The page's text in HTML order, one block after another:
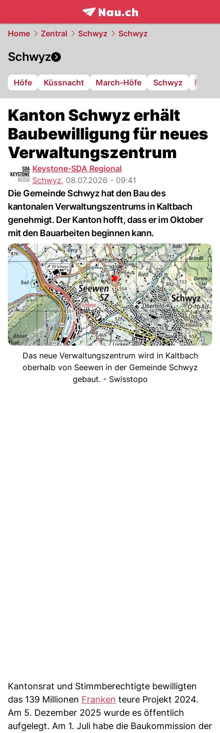
frontpage.NAU.ch
Home Zentral Schwyz Schwyz
Schwyz
Höfe Küssnacht March-Höfe Schwyz FC
Kanton Schwyz erhält
Baubewilligung für neues
Verwaltungszentrum
Keystone-SDA Regional
Schwyz, 08.07.2026 - 09:41
Die Gemeinde Schwyz hat den Bau des
kantonalen Verwaltungszentrums in Kaltbach
genehmigt. Der Kanton hofft, dass er im Oktober
mit den Bauarbeiten beginnen kann.
Das neue Verwaltungszentrum wird in Kaltbach
oberhalb von Seewen in der Gemeinde Schwyz
gebaut. - Swisstopo
Kantonsrat und Stimmberechtigte bewilligten
das 139 Millionen Franken teure Projekt 2024.
Am 5. Dezember 2025 wurde es öffentlich
aufgelegt. Am 1. Juli habe die Baukommission der